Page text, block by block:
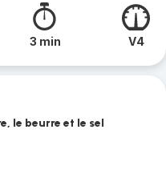
3 min V4
le beurre et le sel